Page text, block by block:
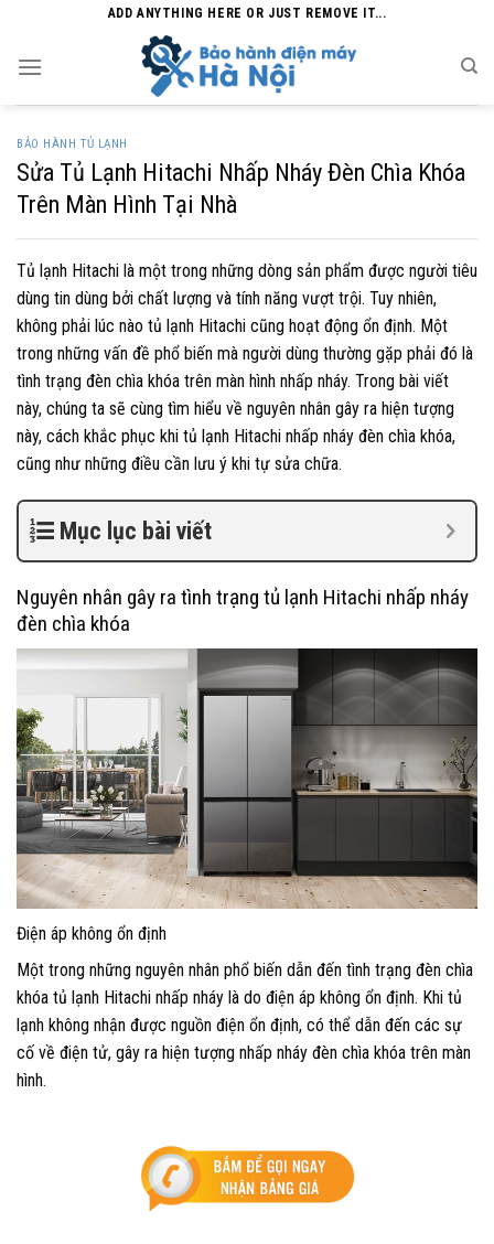
content
ADD ANYTHING HERE OR JUST REMOVE IT...
BẢO HÀNH TỦ LẠNH
Sửa Tủ Lạnh Hitachi Nhấp Nháy Đèn Chìa Khóa
Trên Màn Hình Tại Nhà
Tủ lạnh Hitachi là một trong những dòng sản phẩm được người tiêu
dùng tin dùng bởi chất lượng và tính năng vượt trội. Tuy nhiên,
không phải lúc nào tủ lạnh Hitachi cũng hoạt động ổn định. Một
trong những vấn đề phổ biến mà người dùng thường gặp phải đó là
tình trạng đèn chìa khóa trên màn hình nhấp nháy. Trong bài viết
này, chúng ta sẽ cùng tìm hiểu về nguyên nhân gây ra hiện tượng
này, cách khắc phục khi tủ lạnh Hitachi nhấp nháy đèn chìa khóa,
cũng như những điều cần lưu ý khi tự sửa chữa.
Mục lục bài viết
Nguyên nhân gây ra tình trạng tủ lạnh Hitachi nhấp nháy
đèn chìa khóa
Điện áp không ổn định
Một trong những nguyên nhân phổ biến dẫn đến tình trạng đèn chìa
khóa tủ lạnh Hitachi nhấp nháy là do điện áp không ổn định. Khi tủ
lạnh không nhận được nguồn điện ổn định, có thể dẫn đến các sự
cố về điện tử, gây ra hiện tượng nhấp nháy đèn chìa khóa trên màn
hình.